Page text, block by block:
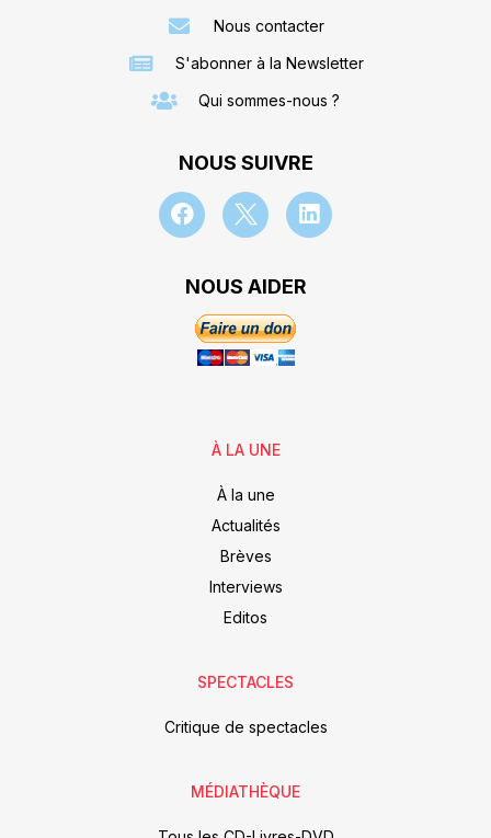
Nous contacter
S'abonner à la Newsletter
Qui sommes-nous ?
NOUS SUIVRE
NOUS AIDER
À LA UNE
À la une
Actualités
Brèves
Interviews
Editos
SPECTACLES
Critique de spectacles
MÉDIATHÈQUE